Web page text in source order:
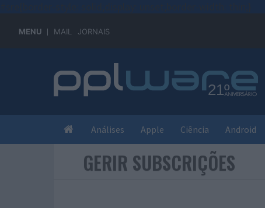
MENU MAIL JORNAIS
Análises Apple Ciência Android
GERIR SUBSCRIÇÕES